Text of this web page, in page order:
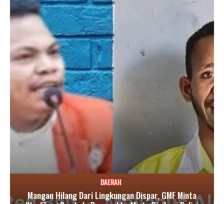
DAERAH
Mangan Hilang Dari Lingkungan Dispar, GMF Minta